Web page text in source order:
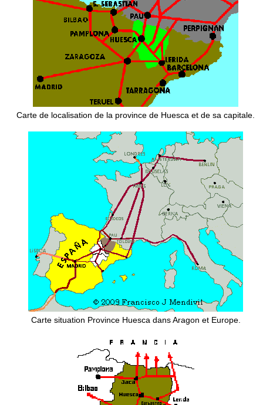
Carte de localisation de la province de Huesca et de sa capitale.
Carte situation Province Huesca dans Aragon et Europe.